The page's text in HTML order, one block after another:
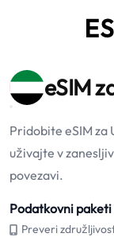
eSIM
Pridobite eSIM
uživajte v
povezavi.
Podatkovni paketi
Preveri